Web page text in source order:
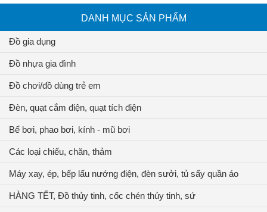
DANH MỤC SẢN PHẨM
Đồ gia dụng
Đồ nhựa gia đình
Đồ chơi/đồ dùng trẻ em
Đèn, quạt cắm điện, quạt tích điện
Bể bơi, phao bơi, kính - mũ bơi
Các loại chiếu, chăn, thảm
Máy xay, ép, bếp lẩu nướng điện, đèn sưởi, tủ sấy quần áo
HÀNG TẾT, Đồ thủy tinh, cốc chén thủy tinh, sứ